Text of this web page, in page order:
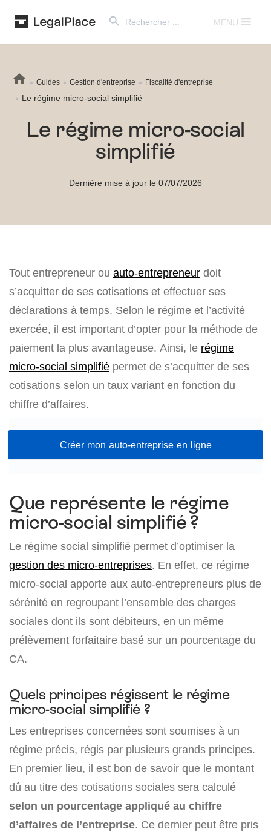
for:
MENU
Guides Gestion d'entreprise Fiscalité d'entreprise
Le régime micro-social simplifié
Le régime micro-social
simplifié
Dernière mise à jour le 07/07/2026
Tout entrepreneur ou auto-entrepreneur doit
s’acquitter de ses cotisations et effectuer ses
déclarations à temps. Selon le régime et l’activité
exercée, il est important d’opter pour la méthode de
paiement la plus avantageuse. Ainsi, le régime
micro-social simplifié permet de s’acquitter de ses
cotisations selon un taux variant en fonction du
chiffre d’affaires.
Créer mon auto-entreprise en ligne
Que représente le régime
micro-social simplifié ?
Le régime social simplifié permet d’optimiser la
gestion des micro-entreprises. En effet, ce régime
micro-social apporte aux auto-entrepreneurs plus de
sérénité en regroupant l’ensemble des charges
sociales dont ils sont débiteurs, en un même
prélèvement forfaitaire basé sur un pourcentage du
CA.
Quels principes régissent le régime
micro-social simplifié ?
Les entreprises concernées sont soumises à un
régime précis, régis par plusieurs grands principes.
En premier lieu, il est bon de savoir que le montant
dû au titre des cotisations sociales sera calculé
selon un pourcentage appliqué au chiffre
d’affaires de l’entreprise. Ce dernier peut être pris